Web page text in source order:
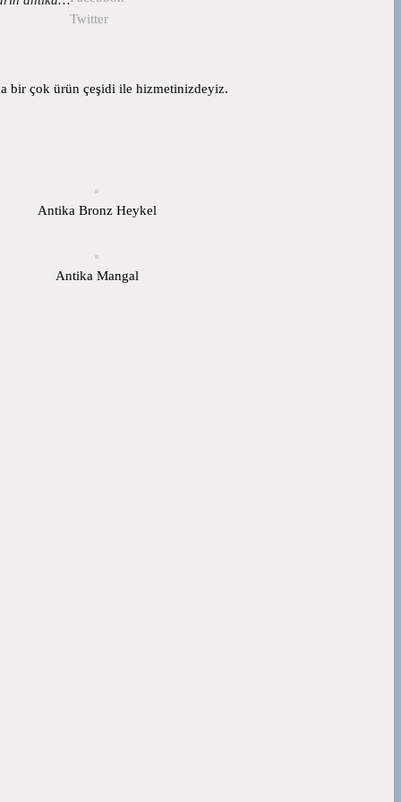
Twitter
bir çok ürün çeşidi ile hizmetinizdeyiz.
Antika Bronz Heykel
Antika Mangal